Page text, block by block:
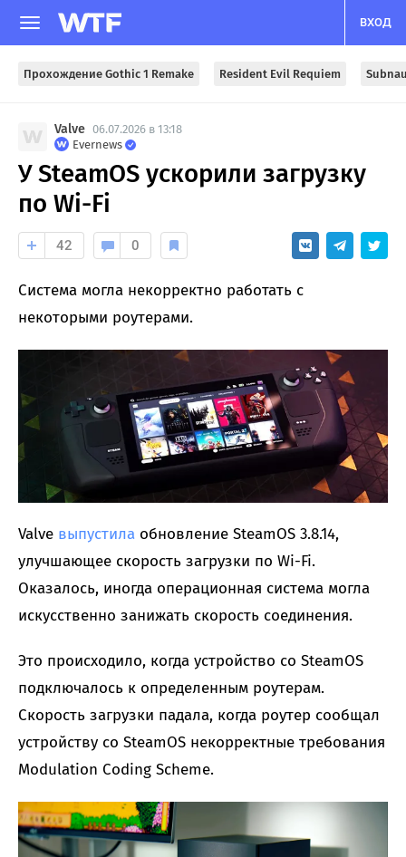
ВХОД
Прохождение Gothic 1 Remake Resident Evil Requiem
Valve 06.07.2026 в 13:18
Evernews
У SteamOS ускорили загрузку
по Wi-Fi
42 0
Система могла некорректно работать с
некоторыми роутерами.
Valve выпустила обновление SteamOS 3.8.14,
улучшающее скорость загрузки по Wi-Fi.
Оказалось, иногда операционная система могла
искусственно занижать скорость соединения.
Это происходило, когда устройство со SteamOS
подключалось к определенным роутерам.
Скорость загрузки падала, когда роутер сообщал
устройству со SteamOS некорректные требования
Modulation Coding Scheme.